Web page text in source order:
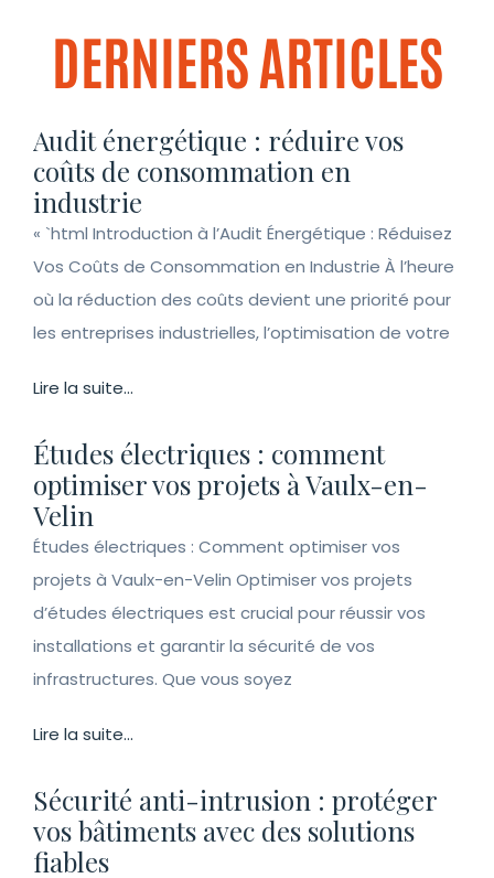
DERNIERS ARTICLES
Audit énergétique : réduire vos
coûts de consommation en
industrie
« `html Introduction à l’Audit Énergétique : Réduisez
Vos Coûts de Consommation en Industrie À l’heure
où la réduction des coûts devient une priorité pour
les entreprises industrielles, l’optimisation de votre
Lire la suite...
Études électriques : comment
optimiser vos projets à Vaulx-en-
Velin
Études électriques : Comment optimiser vos
projets à Vaulx-en-Velin Optimiser vos projets
d’études électriques est crucial pour réussir vos
installations et garantir la sécurité de vos
infrastructures. Que vous soyez
Lire la suite...
Sécurité anti-intrusion : protéger
vos bâtiments avec des solutions
fiables